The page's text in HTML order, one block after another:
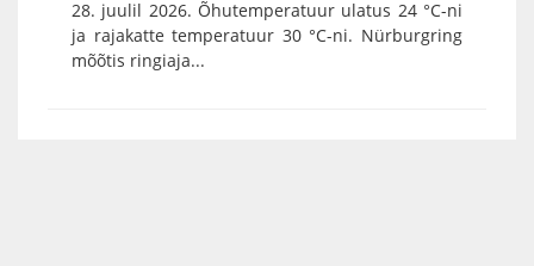
28. juulil 2026. Õhutemperatuur ulatus 24 °C-ni
ja rajakatte temperatuur 30 °C-ni. Nürburgring
mõõtis ringiaja...